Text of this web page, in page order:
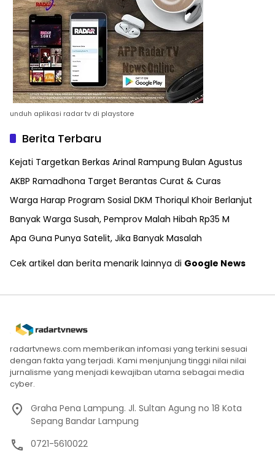
unduh aplikasi radar tv di playstore
Berita Terbaru
Kejati Targetkan Berkas Arinal Rampung Bulan Agustus
AKBP Ramadhona Target Berantas Curat & Curas
Warga Harap Program Sosial DKM Thoriqul Khoir Berlanjut
Banyak Warga Susah, Pemprov Malah Hibah Rp35 M
Apa Guna Punya Satelit, Jika Banyak Masalah
Cek artikel dan berita menarik lainnya di Google News
radartvnews.com memberikan infomasi yang terkini sesuai
dengan fakta yang terjadi. Kami menjunjung tinggi nilai nilai
jurnalisme yang menjadi kewajiban utama sebagai media
cyber.
Graha Pena Lampung. Jl. Sultan Agung no 18 Kota
Sepang Bandar Lampung
0721-5610022